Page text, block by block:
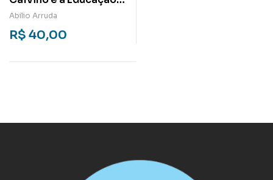
Para a Solidariedade
Abilio Arruda
R$ 40,00